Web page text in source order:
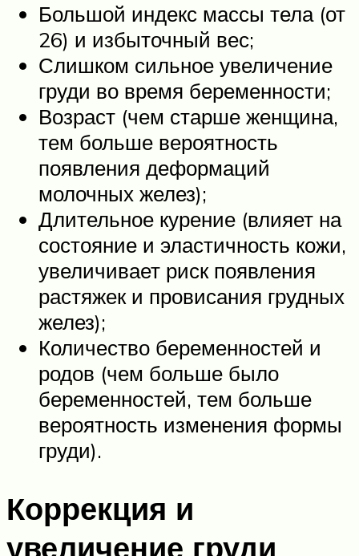
Большой индекс массы тела (от
26) и избыточный вес;
Слишком сильное увеличение
груди во время беременности;
Возраст (чем старше женщина,
тем больше вероятность
появления деформаций
молочных желез);
Длительное курение (влияет на
состояние и эластичность кожи,
увеличивает риск появления
растяжек и провисания грудных
желез);
Количество беременностей и
родов (чем больше было
беременностей, тем больше
вероятность изменения формы
груди).
Коррекция и
увеличение груди